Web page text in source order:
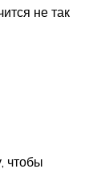
не так
чтобы